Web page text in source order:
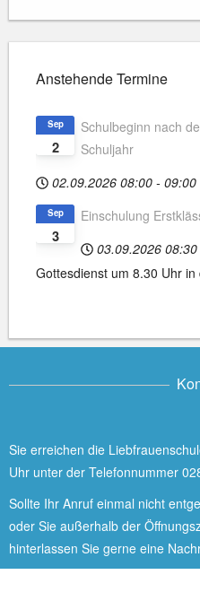
Anstehende Termine
2
Sep
Schulbeginn nach
Schuljahr
02.09.2026 08:00 - 09:00
3
Sep
Einschulung
03.09.2026 08:30
Gottesdienst um 8.30 Uhr
Sie erreichen die
Uhr unter der Telefonnummer
Sollte Ihr Anruf einmal nicht
oder Sie außerhalb der
hinterlassen Sie gerne eine